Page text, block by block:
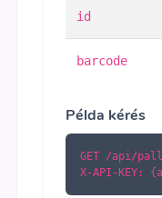
id
barcode
Példa kérés
GET /api/
X-API-KEY: